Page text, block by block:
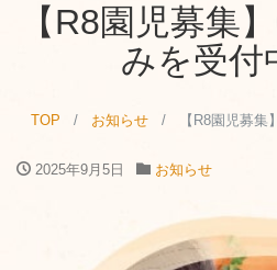
【R8園児募集
みを受付
TOP お知らせ 【R8園児募
2025年9月5日 お知らせ